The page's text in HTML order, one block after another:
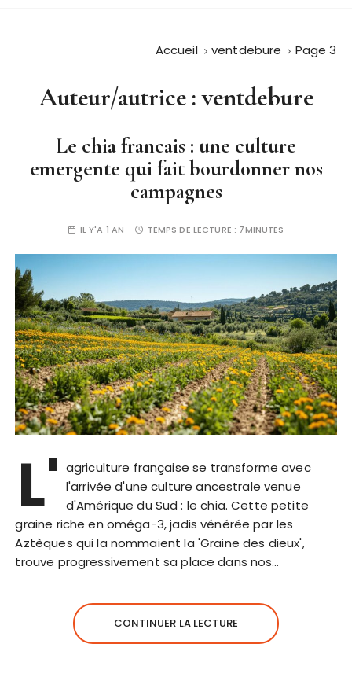
Accueil ventdebure Page 3
Auteur/autrice :ventdebure
Le chia francais : une culture
emergente qui fait bourdonner nos
campagnes
IL Y'A 1 AN TEMPS DE LECTURE : 7MINUTES
L' agriculture française se transforme avec
l'arrivée d'une culture ancestrale venue
d'Amérique du Sud : le chia. Cette petite
graine riche en oméga-3, jadis vénérée par les
Aztèques qui la nommaient la 'Graine des dieux',
trouve progressivement sa place dans nos…
CONTINUER LA LECTURE